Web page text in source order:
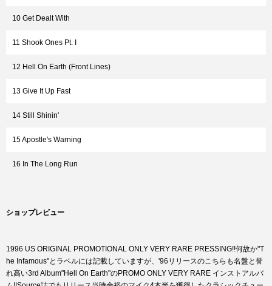
10 Get Dealt With
11 Shook Ones Pt. I
12 Hell On Earth (Front Lines)
13 Give It Up Fast
14 Still Shinin'
15 Apostle's Warning
16 In The Long Run
ショップレビュー
1996 US ORIGINAL PROMOTIONAL ONLY VERY RARE PRESSING!!何故か"T
he Infamous"とラベルには記載していますが、'96リリースのこちらも名盤と誉
れ高い3rd Album"Hell On Earth"のPROMO ONLY VERY RARE インストアルバ